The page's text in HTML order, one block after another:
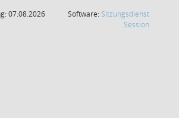
07.08.2026
Software: Sitzungsdienst
Session(Wird in